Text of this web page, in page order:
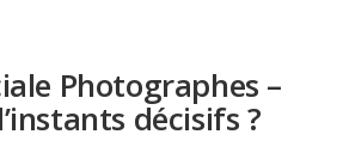
Photographes –
décisifs ?